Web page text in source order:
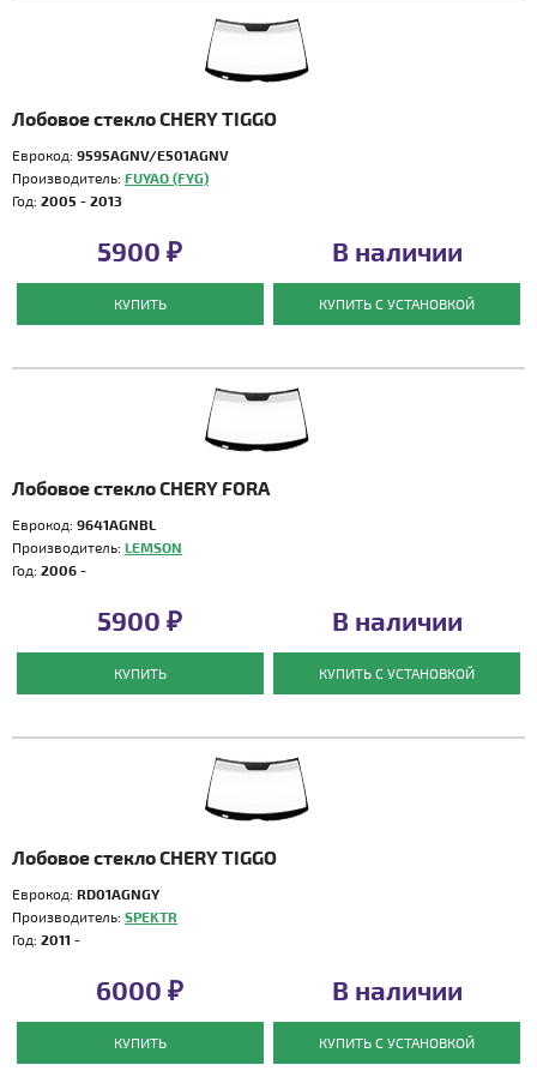
Лобовое стекло CHERY TIGGO
Еврокод: 9595AGNV/E501AGNV
Производитель: FUYAO (FYG)
Год: 2005 - 2013
5900 ₽
КУПИТЬ
В наличии
КУПИТЬ С УСТАНОВКОЙ
Лобовое стекло CHERY FORA
Еврокод: 9641AGNBL
Производитель: LEMSON
Год: 2006 -
5900 ₽
КУПИТЬ
В наличии
КУПИТЬ С УСТАНОВКОЙ
Лобовое стекло CHERY TIGGO
Еврокод: RD01AGNGY
Производитель: SPEKTR
Год: 2011 -
6000 ₽
КУПИТЬ
В наличии
КУПИТЬ С УСТАНОВКОЙ